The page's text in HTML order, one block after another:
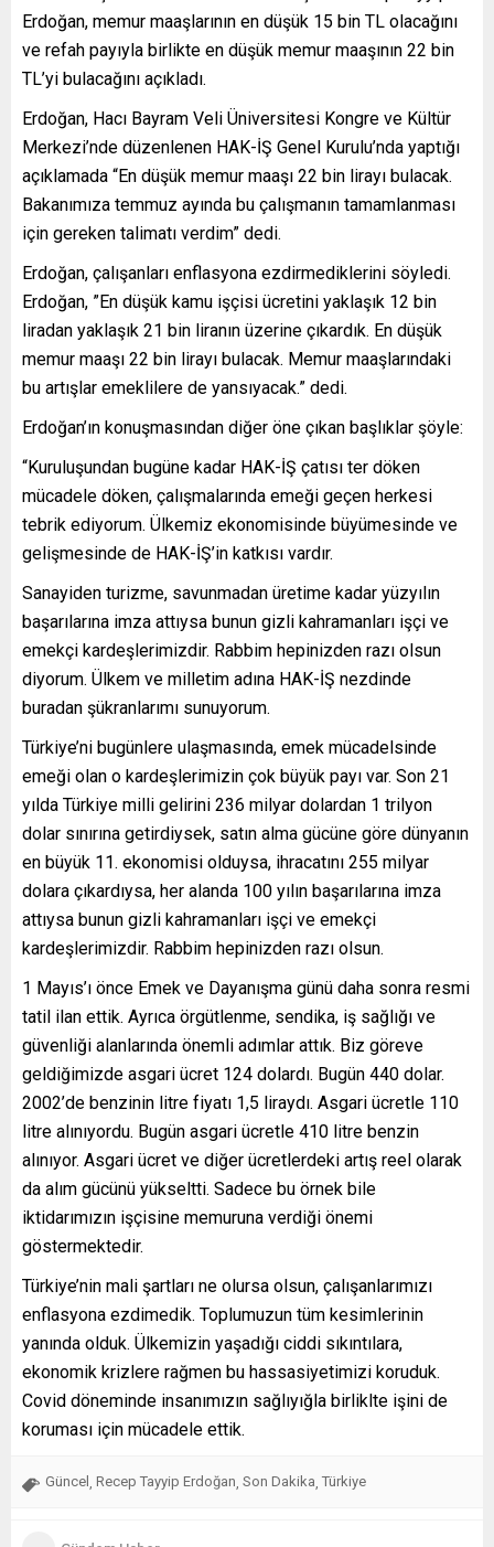
Erdoğan, memur maaşlarının en düşük 15 bin TL olacağını
ve refah payıyla birlikte en düşük memur maaşının 22 bin
TL’yi bulacağını açıkladı.
Erdoğan, Hacı Bayram Veli Üniversitesi Kongre ve Kültür
Merkezi’nde düzenlenen HAK-İŞ Genel Kurulu’nda yaptığı
açıklamada “En düşük memur maaşı 22 bin lirayı bulacak.
Bakanımıza temmuz ayında bu çalışmanın tamamlanması
için gereken talimatı verdim” dedi.
Erdoğan, çalışanları enflasyona ezdirmediklerini söyledi.
Erdoğan, ”En düşük kamu işçisi ücretini yaklaşık 12 bin
liradan yaklaşık 21 bin liranın üzerine çıkardık. En düşük
memur maaşı 22 bin lirayı bulacak. Memur maaşlarındaki
bu artışlar emeklilere de yansıyacak.” dedi.
Erdoğan’ın konuşmasından diğer öne çıkan başlıklar şöyle:
“Kuruluşundan bugüne kadar HAK-İŞ çatısı ter döken
mücadele döken, çalışmalarında emeği geçen herkesi
tebrik ediyorum. Ülkemiz ekonomisinde büyümesinde ve
gelişmesinde de HAK-İŞ’in katkısı vardır.
Sanayiden turizme, savunmadan üretime kadar yüzyılın
başarılarına imza attıysa bunun gizli kahramanları işçi ve
emekçi kardeşlerimizdir. Rabbim hepinizden razı olsun
diyorum. Ülkem ve milletim adına HAK-İŞ nezdinde
buradan şükranlarımı sunuyorum.
Türkiye’ni bugünlere ulaşmasında, emek mücadelsinde
emeği olan o kardeşlerimizin çok büyük payı var. Son 21
yılda Türkiye milli gelirini 236 milyar dolardan 1 trilyon
dolar sınırına getirdiysek, satın alma gücüne göre dünyanın
en büyük 11. ekonomisi olduysa, ihracatını 255 milyar
dolara çıkardıysa, her alanda 100 yılın başarılarına imza
attıysa bunun gizli kahramanları işçi ve emekçi
kardeşlerimizdir. Rabbim hepinizden razı olsun.
1 Mayıs’ı önce Emek ve Dayanışma günü daha sonra resmi
tatil ilan ettik. Ayrıca örgütlenme, sendika, iş sağlığı ve
güvenliği alanlarında önemli adımlar attık. Biz göreve
geldiğimizde asgari ücret 124 dolardı. Bugün 440 dolar.
2002’de benzinin litre fiyatı 1,5 liraydı. Asgari ücretle 110
litre alınıyordu. Bugün asgari ücretle 410 litre benzin
alınıyor. Asgari ücret ve diğer ücretlerdeki artış reel olarak
da alım gücünü yükseltti. Sadece bu örnek bile
iktidarımızın işçisine memuruna verdiği önemi
göstermektedir.
Türkiye’nin mali şartları ne olursa olsun, çalışanlarımızı
enflasyona ezdimedik. Toplumuzun tüm kesimlerinin
yanında olduk. Ülkemizin yaşadığı ciddi sıkıntılara,
ekonomik krizlere rağmen bu hassasiyetimizi koruduk.
Covid döneminde insanımızın sağlıyığla birliklte işini de
koruması için mücadele ettik.
Güncel , Recep Tayyip Erdoğan, Son Dakika, Türkiye